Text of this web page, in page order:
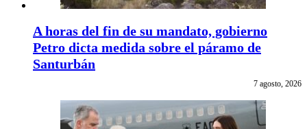
A horas del fin de su mandato, gobierno
Petro dicta medida sobre el páramo de
Santurbán
7 agosto, 2026